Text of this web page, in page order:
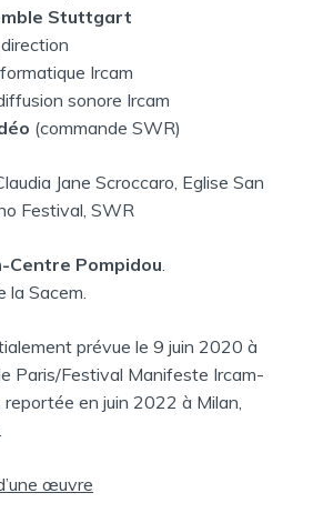
Stuttgart
direction
Ircam
sonore Ircam
(commande SWR)
Jane Scroccaro, Eglise San
Festival, SWR
Centre Pompidou.
la Sacem.
prévue le 9 juin 2020 à
Paris/Festival Manifeste Ircam-
reportée en juin 2022 à Milan,
œuvre